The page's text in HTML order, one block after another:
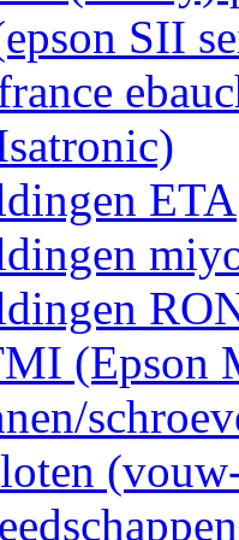
SII
ETA
(Epson